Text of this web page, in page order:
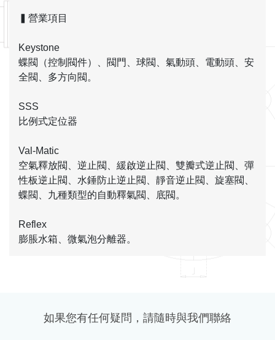
▍營業項目
Keystone
蝶閥（控制閥件）、閥門、球閥、氣動頭、電動頭、安
全閥、多方向閥。
SSS
比例式定位器
Val-Matic
空氣釋放閥、逆止閥、緩啟逆止閥、雙瓣式逆止閥、彈
性板逆止閥、水錘防止逆止閥、靜音逆止閥、旋塞閥、
蝶閥、九種類型的自動釋氣閥、底閥。
Reflex
膨脹水箱、微氣泡分離器。
如果您有任何疑問，請隨時與我們聯絡